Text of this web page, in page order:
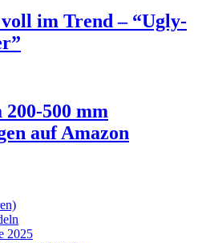
im Trend – “Ugly-
500 mm
auf Amazon
2025